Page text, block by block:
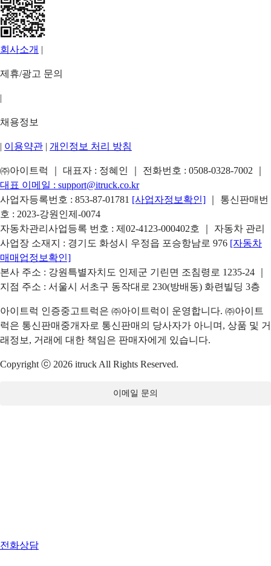
회사소개 |
제휴/광고 문의
|
채용정보
| 이용약관 | 개인정보 처리 방침
㈜아이트럭 ｜ 대표자 : 정혜인 ｜ 전화번호 : 0508-0328-7002
대표 이메일 : support@itruck.co.kr
사업자등록번호 : 853-87-01781 [사업자정보확인]
｜ 통신판매번
호 : 2023-강원인제-0074
자동차관리사업등록 번호 : 제02-4123-000402호 ｜ 자동차 관리
사업장 소재지 : 경기도 화성시 우정읍 포승항남로 976 [자동차
매매업정보확인]
본사 주소 : 강원특별자치도 인제군 기린면 조침령로 1235-24 ｜
지점 주소 : 서울시 서초구 동작대로 230(방배동) 화련빌딩 3층
아이트럭 인증중고트럭은 ㈜아이트럭이 운영합니다. ㈜아이트
럭은 통신판매중개자로 통신판매의 당사자가 아니며, 상품 및 거
래정보, 거래에 대한 책임은 판매자에게 있습니다.
Copyright ⓒ 2026 itruck All Rights Reserved.
이메일 문의
전화상담